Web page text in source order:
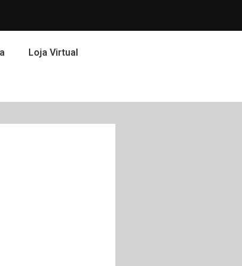
Loja Virtual